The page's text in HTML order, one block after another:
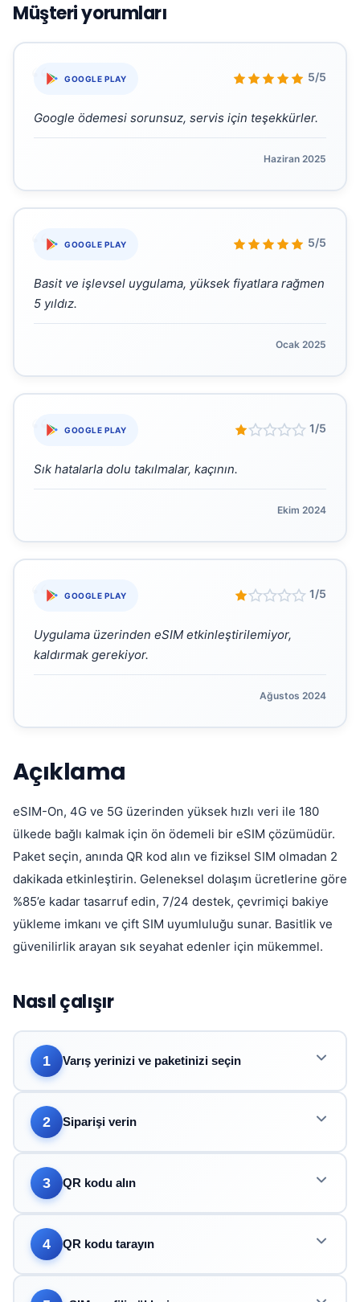
Müşteri yorumları
GOOGLE PLAY 5/5
“
Google ödemesi sorunsuz, servis için teşekkürler.
Haziran 2025
GOOGLE PLAY 5/5
“
Basit ve işlevsel uygulama, yüksek fiyatlara rağmen
5 yıldız.
Ocak 2025
GOOGLE PLAY 1/5
“
Sık hatalarla dolu takılmalar, kaçının.
Ekim 2024
GOOGLE PLAY 1/5
“
Uygulama üzerinden eSIM etkinleştirilemiyor,
kaldırmak gerekiyor.
Ağustos 2024
Açıklama
eSIM-On, 4G ve 5G üzerinden yüksek hızlı veri ile 180
ülkede bağlı kalmak için ön ödemeli bir eSIM çözümüdür.
Paket seçin, anında QR kod alın ve fiziksel SIM olmadan 2
dakikada etkinleştirin. Geleneksel dolaşım ücretlerine göre
%85’e kadar tasarruf edin, 7/24 destek, çevrimiçi bakiye
yükleme imkanı ve çift SIM uyumluluğu sunar. Basitlik ve
güvenilirlik arayan sık seyahat edenler için mükemmel.
Nasıl çalışır
1 Varış yerinizi ve paketinizi seçin
2 Siparişi verin
3 QR kodu alın
4 QR kodu tarayın